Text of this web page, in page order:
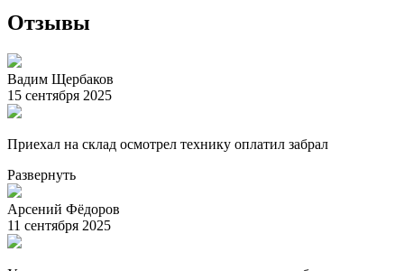
Отзывы
Вадим Щербаков
15 сентября 2025
Приехал на склад осмотрел технику оплатил забрал
Развернуть
Арсений Фёдоров
11 сентября 2025